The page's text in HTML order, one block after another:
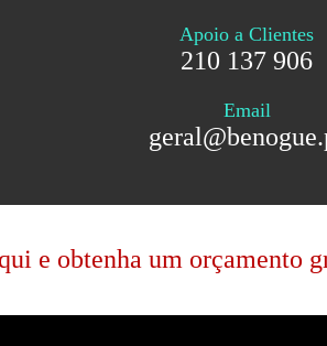
Apoio a Clientes
210 137 906
Email
e obtenha um orçamento